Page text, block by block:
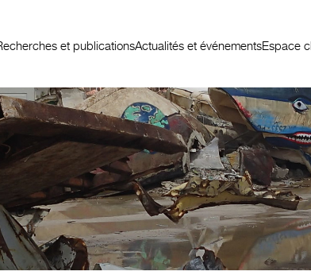
et publicationsActualités et événementsEspace